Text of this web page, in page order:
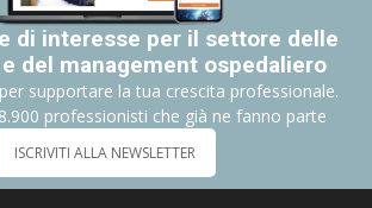
di interesse per il settore delle
del management ospedaliero
supportare la tua crescita professionale.
professionisti che già ne fanno parte
ISCRIVITI ALLA NEWSLETTER